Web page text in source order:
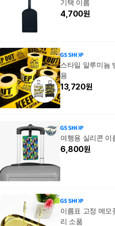
기택 이름
4,700원
스타일 알루미늄
용
13,720원
여행용 실리콘 이
6,800원
이름표 고정 메모
리 소품